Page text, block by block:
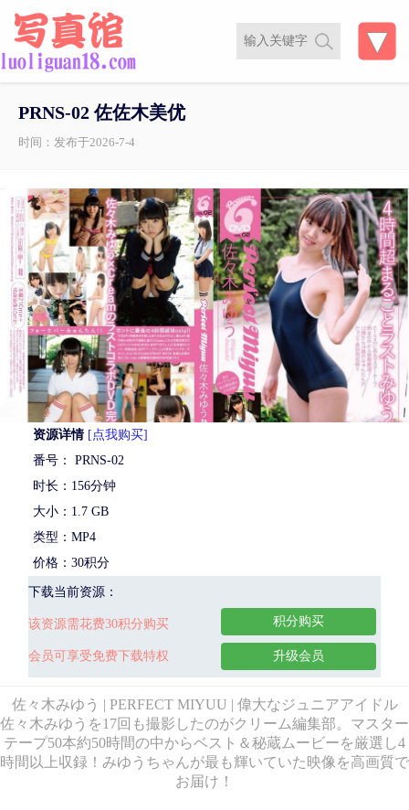
PRNS-02 佐佐木美优
时间：发布于2026-7-4
资源详情 [点我购买]
番号： PRNS-02
时长：156分钟
大小：1.7 GB
类型：MP4
价格：30积分
下载当前资源：
该资源需花费30积分购买
会员可享受免费下载特权
积分购买
升级会员
佐々木みゆう | PERFECT MIYUU | 偉大なジュニアアイドル
佐々木みゆうを17回も撮影したのがクリーム編集部。マスター
テープ50本約50時間の中からベスト＆秘蔵ムービーを厳選し4
時間以上収録！みゆうちゃんが最も輝いていた映像を高画質で
お届け！